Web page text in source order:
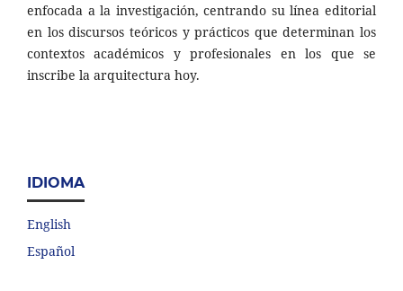
enfocada a la investigación, centrando su línea editorial
en los discursos teóricos y prácticos que determinan los
contextos académicos y profesionales en los que se
inscribe la arquitectura hoy.
IDIOMA
English
Español